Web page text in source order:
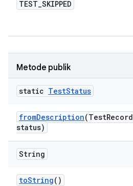
TEST_SKIPPED
Metode publik
static TestStatus
fromDescription(TestRecord
status)
String
toString()